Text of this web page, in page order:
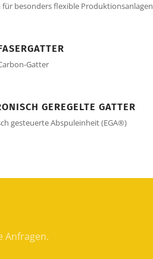
für besonders flexible Produktionsanlagen
Gatter
GEREGELTE GATTER
gesteuerte Abspuleinheit (EGA®)
Anfragen.